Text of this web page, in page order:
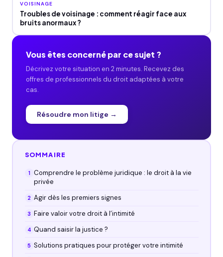
VOISINAGE
Troubles de voisinage : comment réagir face aux
bruits anormaux ?
Vous êtes concerné par ce sujet ?
Décrivez votre situation en 2 minutes. Recevez des
offres de professionnels du droit adaptées à votre
cas.
Résoudre mon litige →
SOMMAIRE
Comprendre le problème juridique : le droit à la vie
privée
Agir dès les premiers signes
Faire valoir votre droit à l’intimité
Quand saisir la justice ?
Solutions pratiques pour protéger votre intimité